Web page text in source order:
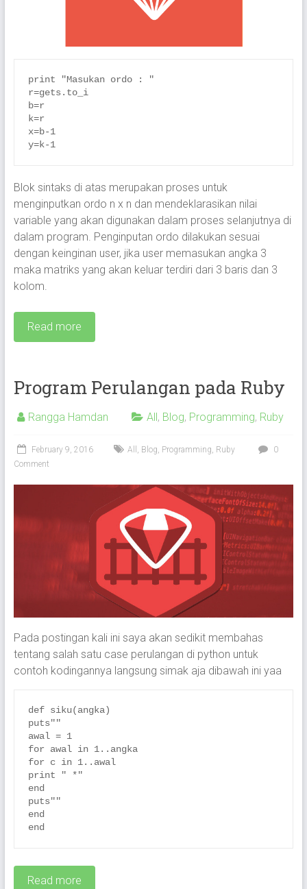
print "Masukan ordo : "
r=gets.to_i
b=r
k=r
x=b-1
y=k-1
Blok sintaks di atas merupakan proses untuk
menginputkan ordo n x n dan mendeklarasikan nilai
variable yang akan digunakan dalam proses selanjutnya di
dalam program. Penginputan ordo dilakukan sesuai
dengan keinginan user, jika user memasukan angka 3
maka matriks yang akan keluar terdiri dari 3 baris dan 3
kolom.
Read more
Program Perulangan pada Ruby
Rangga Hamdan All, Blog, Programming, Ruby
February 9, 2016 All Blog Programming Ruby
0
Comment
Pada postingan kali ini saya akan sedikit membahas
tentang salah satu case perulangan di python untuk
contoh kodingannya langsung simak aja dibawah ini yaa
def siku(angka)
puts""
awal = 1
for awal in 1..angka
for c in 1..awal
print " *"
end
puts""
end
end
Read more